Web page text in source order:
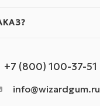
+7 (800) 100-37-51
info@wizardgum.ru